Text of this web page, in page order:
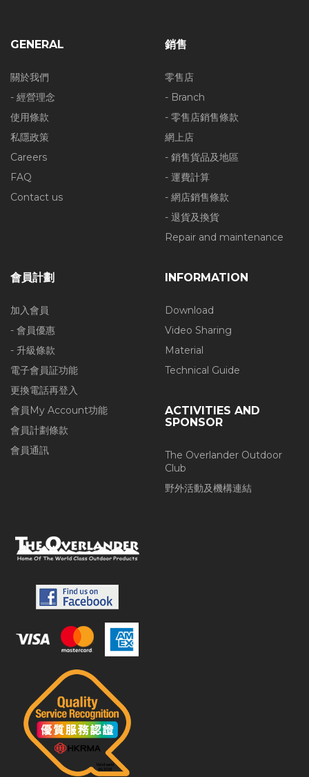
GENERAL
關於我們
- 經營理念
使用條款
私隱政策
Careers
FAQ
Contact us
銷售
零售店
- Branch
- 零售店銷售條款
網上店
- 銷售貨品及地區
- 運費計算
- 網店銷售條款
- 退貨及換貨
Repair and maintenance
會員計劃
加入會員
- 會員優惠
- 升級條款
電子會員証功能
更換電話再登入
會員My Account功能
會員計劃條款
會員通訊
INFORMATION
Download
Video Sharing
Material
Technical Guide
ACTIVITIES AND
SPONSOR
The Overlander Outdoor
Club
野外活動及機構連結